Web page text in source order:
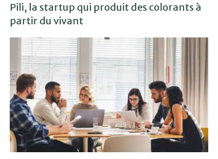
Pili, la startup qui produit des colorants à
partir du vivant